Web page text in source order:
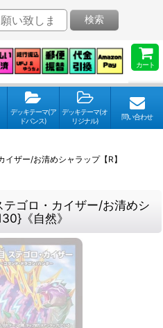
カート
検索
デッキテーマ(ア
ドバンス)
デッキテーマ(オ
リジナル)
問い合わせ
イザー/お清めシャラップ【R】
テゴロ・カイザー/お清めシ
《自然》